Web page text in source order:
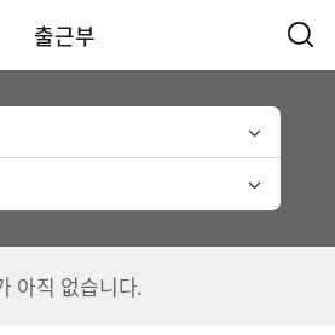
출근부
아직 없습니다.